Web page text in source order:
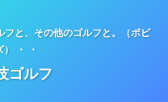
と、その他のゴルフと。（ボビ
） ・ ・
ゴルフ